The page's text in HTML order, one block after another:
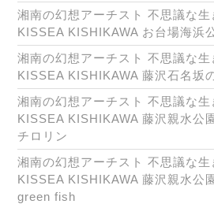
湘南の幻想アーチスト 不思議な生
KISSEA KISHIKAWA お台場海浜
湘南の幻想アーチスト 不思議な生
KISSEA KISHIKAWA 藤沢石名坂
湘南の幻想アーチスト 不思議な生
KISSEA KISHIKAWA 藤沢親水
チロリン
湘南の幻想アーチスト 不思議な生
KISSEA KISHIKAWA 藤沢親水公
green fish